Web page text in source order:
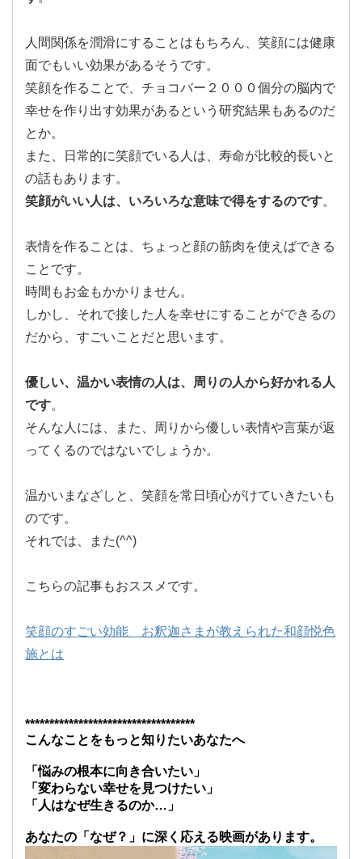
人間関係を潤滑にすることはもちろん、笑顔には健康
面でもいい効果があるそうです。
笑顔を作ることで、チョコバー２０００個分の脳内で
幸せを作り出す効果があるという研究結果もあるのだ
とか。
また、日常的に笑顔でいる人は、寿命が比較的長いと
の話もあります。
笑顔がいい人は、いろいろな意味で得をするのです。
表情を作ることは、ちょっと顔の筋肉を使えばできる
ことです。
時間もお金もかかりません。
しかし、それで接した人を幸せにすることができるの
だから、すごいことだと思います。
優しい、温かい表情の人は、周りの人から好かれる人
です。
そんな人には、また、周りから優しい表情や言葉が返
ってくるのではないでしょうか。
温かいまなざしと、笑顔を常日頃心がけていきたいも
のです。
それでは、また(^^)
こちらの記事もおススメです。
笑顔のすごい効能 お釈迦さまが教えられた和顔悦色
施とは
***********************************
こんなことをもっと知りたいあなたへ
「悩みの根本に向き合いたい」
「変わらない幸せを見つけたい」
「人はなぜ生きるのか…」
あなたの「なぜ？」に深く応える映画があります。